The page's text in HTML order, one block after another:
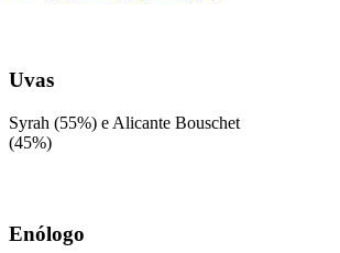
Uvas
Syrah (55%) e Alicante Bouschet
(45%)
Enólogo